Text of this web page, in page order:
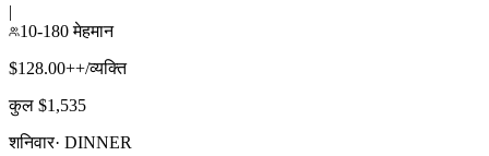
|
10-180 मेहमान
$128.00++/व्यक्ति
कुल $1,535
शनिवार· DINNER